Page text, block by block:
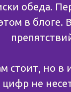
обеда.
этом в
стоит, но
цифр не